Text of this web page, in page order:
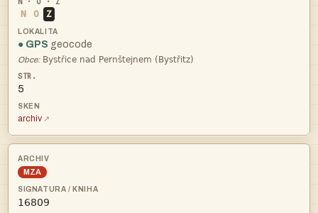
N O Z
● GPS geocode
Obce: 
5
archiv
MZA
